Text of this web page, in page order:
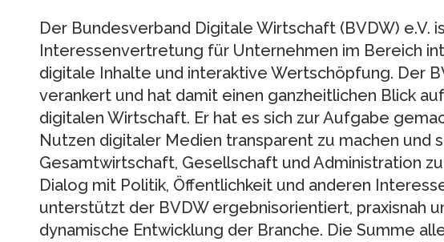
Der Bundesverband Digitale Wirtschaft (BVDW) e.V.
Interessenvertretung für Unternehmen im Bereich
digitale Inhalte und interaktive Wertschöpfung. Der
verankert und hat damit einen ganzheitlichen Blick
digitalen Wirtschaft. Er hat es sich zur Aufgabe
Nutzen digitaler Medien transparent zu machen und
Gesamtwirtschaft, Gesellschaft und Administration
Dialog mit Politik, Öffentlichkeit und anderen
unterstützt der BVDW ergebnisorientiert, praxisnah
dynamische Entwicklung der Branche. Die Summe